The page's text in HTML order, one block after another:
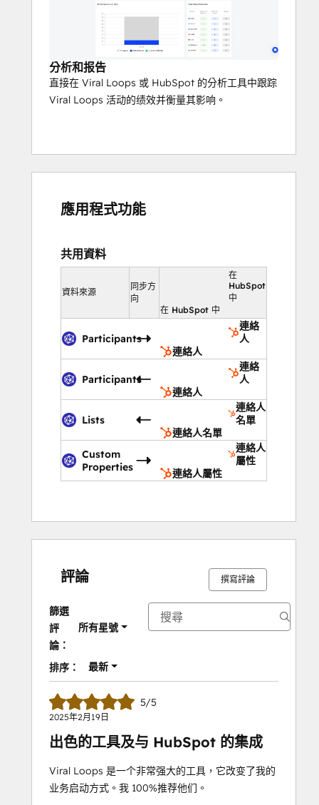
分析和报告
直接在 Viral Loops 或 HubSpot 的分析工具中跟踪
Viral Loops 活动的绩效并衡量其影响。
應用程式功能
共用資料
資料來源
同步方
向
在
HubSpot
中
在 HubSpot 中
Participants
連絡
人
連絡人
Participants
連絡
人
連絡人
Lists
連絡人
名單
連絡人名單
Custom
Properties
連絡人
屬性
連絡人屬性
評論 撰寫評論
篩選
評
論：
所有星號
排序： 最新
5/5
2025年2月19日
出色的工具及与 HubSpot 的集成
Viral Loops 是一个非常强大的工具，它改变了我的
业务启动方式。我 100%推荐他们。